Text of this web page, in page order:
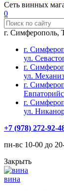
Сеть винных
0
г. Симферополь,
г.
ул.
г.
ул.
г.
г.
ул.
+7 (978) 272-92-
пн-вс 10-00 до
Закрыть
вина